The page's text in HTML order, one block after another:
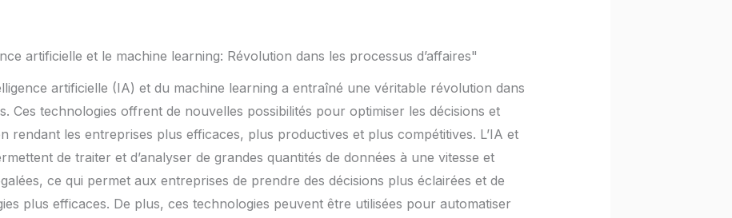
artificielle et le machine learning: Révolution dans les processus d’affaires"
artificielle (IA) et du machine learning a entraîné une véritable révolution dans
Ces technologies offrent de nouvelles possibilités pour optimiser les décisions et
rendant les entreprises plus efficaces, plus productives et plus compétitives. L’IA et
de traiter et d’analyser de grandes quantités de données à une vitesse et
ce qui permet aux entreprises de prendre des décisions plus éclairées et de
plus efficaces. De plus, ces technologies peuvent être utilisées pour automatiser